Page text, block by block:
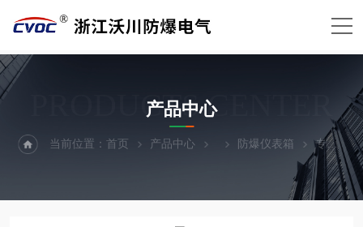
PRODUCTS CENTER
产品中心
当前位置：首页 产品中心 防爆仪表箱 专用防爆仪表箱蓄电池车间防爆仪表箱